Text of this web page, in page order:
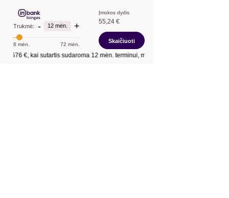
Trukmė: - 12 mėn. +
6 mėn. 72 mėn.
Įmokos dydis
55,24 €
Skaičiuoti
576 €, kai sutartis sudaroma12 mėn.terminui, metinė palūkanų norma –